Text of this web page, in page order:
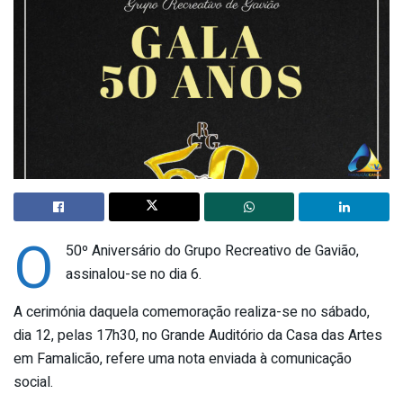
O
50º Aniversário do Grupo Recreativo de Gavião,
assinalou-se no dia 6.
A cerimónia daquela comemoração realiza-se no sábado,
dia 12, pelas 17h30, no Grande Auditório da Casa das Artes
em Famalicão, refere uma nota enviada à comunicação
social.